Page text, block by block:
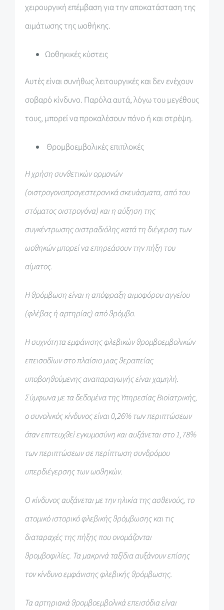
χειρουργική επέμβαση για την αποκατάσταση της
αιμάτωσης της ωοθήκης.
Ωοθηκικές κύστεις
Αυτές είναι συνήθως λειτουργικές και δεν ενέχουν
σοβαρό κίνδυνο. Παρόλα αυτά, λόγω του μεγέθους
τους, μπορεί να προκαλέσουν πόνο ή και στρέψη.
Θρομβοεμβολικές επιπλοκές
Η χρήση συνθετικών ορμονών
(οιστρογονοπρογεστερονικά σκευάσματα, από του
στόματος οιστρογόνα) και η αύξηση της
συγκέντρωσης οιστραδιόλης κατά τη διέγερση των
ωοθηκών μπορεί να επηρεάσουν την πήξη του
αίματος.
Η θρόμβωση είναι η απόφραξη αιμοφόρου αγγείου
(φλέβας ή αρτηρίας) από θρόμβο.
Η συχνότητα εμφάνισης φλεβικών θρομβοεμβολικών
επεισοδίων στο πλαίσιο μιας θεραπείας
υποβοηθούμενης αναπαραγωγής είναι χαμηλή.
Σύμφωνα με τα δεδομένα της Υπηρεσίας Βιοϊατρικής,
ο συνολικός κίνδυνος είναι 0,26% των περιπτώσεων
όταν επιτευχθεί εγκυμοσύνη και αυξάνεται στο 1,78%
των περιπτώσεων σε περίπτωση συνδρόμου
υπερδιέγερσης των ωοθηκών.
Ο κίνδυνος αυξάνεται με την ηλικία της ασθενούς, το
ατομικό ιστορικό φλεβικής θρόμβωσης και τις
διαταραχές της πήξης που ονομάζονται
θρομβοφιλίες. Τα μακρινά ταξίδια αυξάνουν επίσης
τον κίνδυνο εμφάνισης φλεβικής θρόμβωσης.
Τα αρτηριακά θρομβοεμβολικά επεισόδια είναι